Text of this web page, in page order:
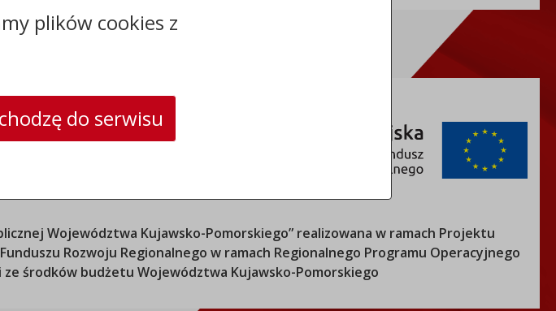
Województwa Kujawsko-Pomorskiego” realizowana w ramach Projektu
Rozwoju Regionalnego w ramach Regionalnego Programu Operacyjnego
ze środków budżetu Województwa Kujawsko-Pomorskiego
plików cookies z
do serwisu